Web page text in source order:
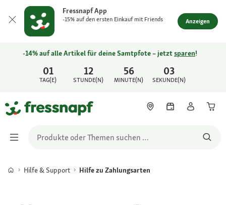
Fressnapf App
-15% auf den ersten Einkauf mit Friends Anzeigen
01
TAG(E)
12
STUNDE(N)
56
MINUTE(N)
03
SEKUNDE(N)
-14% auf alle Artikel für deine Samtpfote – jetztsparen!
Hilfe & Support Hilfe zu Zahlungsarten